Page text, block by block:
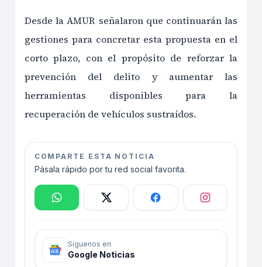
Desde la AMUR señalaron que continuarán las
gestiones para concretar esta propuesta en el
corto plazo, con el propósito de reforzar la
prevención del delito y aumentar las
herramientas disponibles para la
recuperación de vehículos sustraídos.
COMPARTE ESTA NOTICIA
Pásala rápido por tu red social favorita.
Síguenos en
Google Noticias